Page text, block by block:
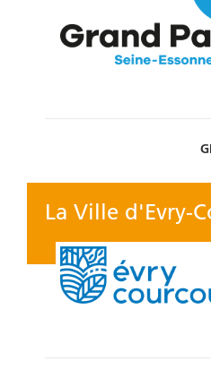
La Ville d'Evry-